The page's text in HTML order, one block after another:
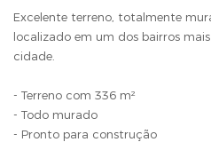
Excelente terreno, totalmente
localizado em um dos bairros
cidade.
- Terreno com 336 m²
- Todo murado
- Pronto para construção